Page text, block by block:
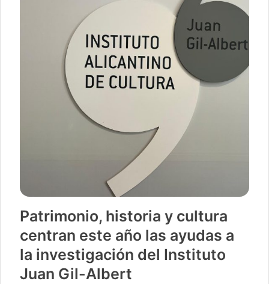
Patrimonio, historia y cultura
centran este año las ayudas a
la investigación del Instituto
Juan Gil-Albert